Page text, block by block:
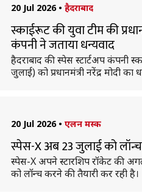
20 Jul 2026 • हैदराबाद
स्काईरूट की युवा टीम की
कंपनी ने जताया धन्यवाद
हैदराबाद की स्पेस स्टार्टअप कंपनी
जुलाई) को प्रधानमंत्री नरेंद्र मोदी का
20 Jul 2026 • एलन मस्क
स्पेस-X अब 23 जुलाई को
स्पेस-X अपने स्टारशिप रॉकेट की
को लॉन्च करने की तैयारी कर रही है।